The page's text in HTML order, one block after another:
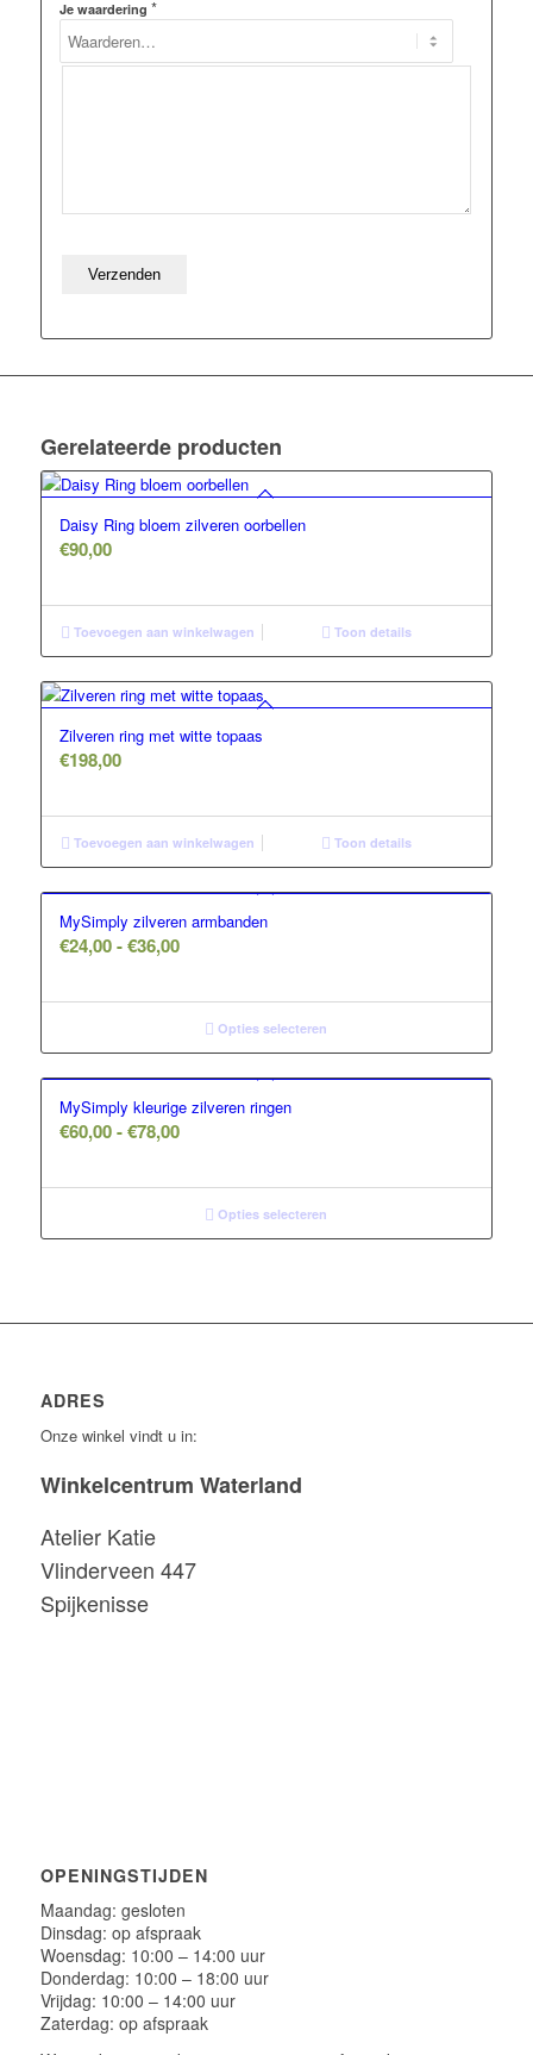
Je waardering *
Gerelateerde producten
Daisy Ring bloem zilveren oorbellen
€90,00
Toevoegen aan winkelwagen Toon details
Zilveren ring met witte topaas
€198,00
Toevoegen aan winkelwagen Toon details
MySimply zilveren armbanden
€24,00 - €36,00Prijsklasse:
tot
€36,00Opties selecteren
MySimply kleurige zilveren ringen
€60,00 - €78,00Prijsklasse:
tot
€78,00Opties selecteren
ADRES
Onze winkel vindt u in:
Winkelcentrum Waterland
Atelier Katie
Vlinderveen 447
Spijkenisse
OPENINGSTIJDEN
Maandag: gesloten
Dinsdag: op afspraak
Woensdag: 10:00 – 14:00 uur
Donderdag: 10:00 – 18:00 uur
Vrijdag: 10:00 – 14:00 uur
Zaterdag: op afspraak